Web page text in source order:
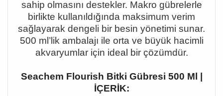
sahip olmasını destekler. Makro gübrelerle
birlikte kullanıldığında maksimum verim
sağlayarak dengeli bir besin yönetimi sunar.
500 ml ’lik ambalajı ile orta ve büyük hacimli
akvaryumlar için ideal bir çözümdür.
Seachem Flourish Bitki Gübresi 500 Ml |
İÇERİK: